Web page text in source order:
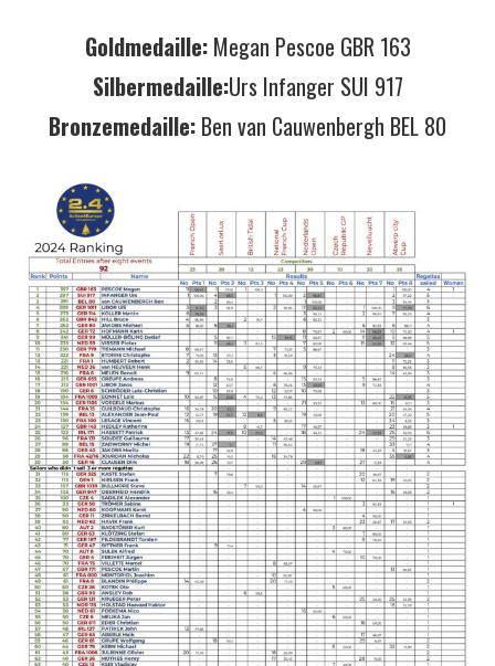
Goldmedaille:Megan Pescoe GBR 163
Silbermedaille:Urs Infanger SUI 917
Bronzemedaille: Ben van Cauwenbergh BEL 80